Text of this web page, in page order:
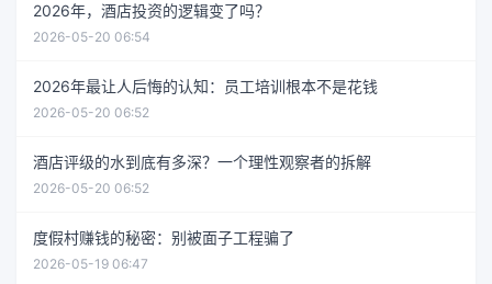
2026年，酒店投资的逻辑变了吗？
2026-05-20 06:54
2026年最让人后悔的认知：员工培训根本不是花钱
2026-05-20 06:52
酒店评级的水到底有多深？一个理性观察者的拆解
2026-05-20 06:52
度假村赚钱的秘密：别被面子工程骗了
2026-05-19 06:47